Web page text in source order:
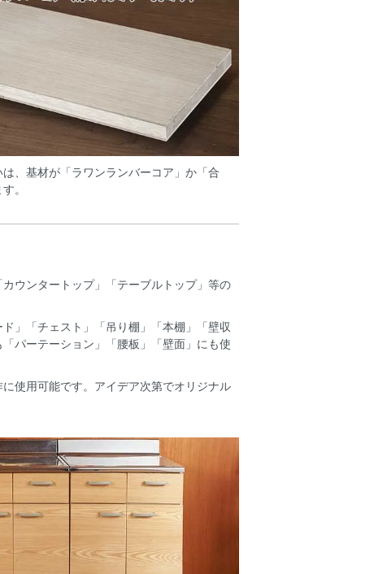
、基材が「ラワンランバーコア」か「合
。
ウンタートップ」「テーブルトップ」等の
」「チェスト」「吊り棚」「本棚」「壁収
パーテーション」「腰板」「壁面」にも使
使用可能です。アイデア次第でオリジナル